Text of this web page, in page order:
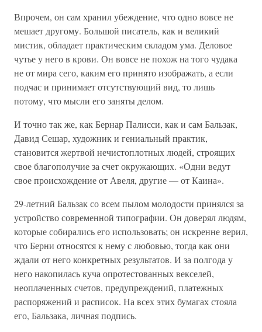
Впрочем, он сам хранил убеждение, что одно вовсе не
мешает другому. Большой писатель, как и великий
мистик, обладает практическим складом ума. Деловое
чутье у него в крови. Он вовсе не похож на того чудака
не от мира сего, каким его принято изображать, а если
подчас и принимает отсутствующий вид, то лишь
потому, что мысли его заняты делом.
И точно так же, как Бернар Палисси, как и сам Бальзак,
Давид Сешар, художник и гениальный практик,
становится жертвой нечистоплотных людей, строящих
свое благополучие за счет окружающих. «Одни ведут
свое происхождение от Авеля, другие — от Каина».
29-летний Бальзак со всем пылом молодости принялся за
устройство современной типографии. Он доверял людям,
которые собирались его использовать; он искренне верил,
что Берни относятся к нему с любовью, тогда как они
ждали от него конкретных результатов. И за полгода у
него накопилась куча опротестованных векселей,
неоплаченных счетов, предупреждений, платежных
распоряжений и расписок. На всех этих бумагах стояла
его, Бальзака, личная подпись.